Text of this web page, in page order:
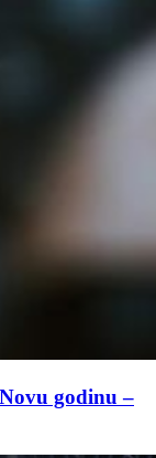
godinu –